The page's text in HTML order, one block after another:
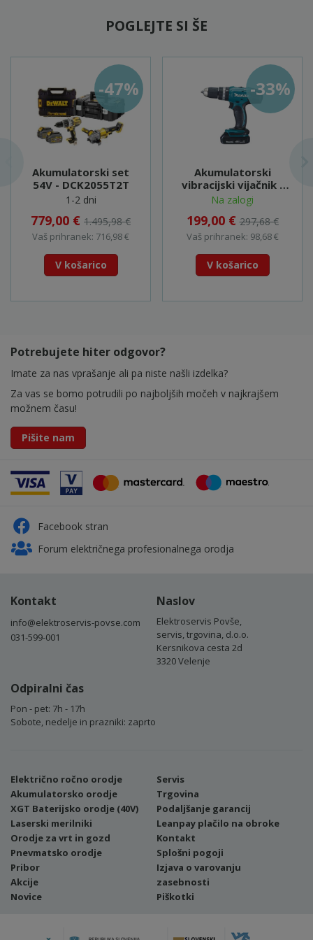
POGLEJTE SI ŠE
Akumulatorski set
54V - DCK2055T2T
1-2 dni
779,00 € 1.495,98 €
Vaš prihranek: 716,98 €
V košarico
-47%
Akumulatorski
vibracijski vijačnik -
DHP453SYE
Na zalogi
199,00 €297,68 €
Vaš prihranek: 98,68 €
V košarico
-33%
Potrebujete hiter odgovor?
Imate za nas vprašanje ali pa niste našli izdelka?
Za vas se bomo potrudili po najboljših močeh v najkrajšem
možnem času!
Pišite nam
Facebook stran
Forum električnega profesionalnega orodja
Kontakt
info@elektroservis-povse.com
031-599-001
Naslov
Elektroservis Povše,
servis, trgovina, d.o.o.
Kersnikova cesta 2d
3320 Velenje
Odpiralni čas
Pon - pet: 7h - 17h
Sobote, nedelje in prazniki: zaprto
Električno ročno orodje
Akumulatorsko orodje
XGT Baterijsko orodje (40V)
Laserski merilniki
Orodje za vrt in gozd
Pnevmatsko orodje
Pribor
Akcije
Novice
Servis
Trgovina
Podaljšanje garancij
Leanpay plačilo na obroke
Kontakt
Splošni pogoji
Izjava o varovanju
zasebnosti
Piškotki